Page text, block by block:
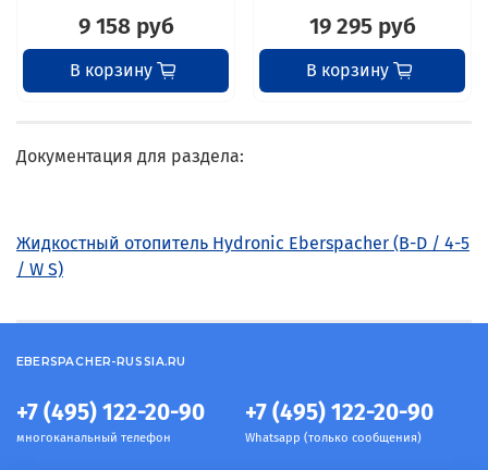
9 158 руб
В корзину
19 295 руб
В корзину
Документация для раздела:
Жидкостный отопитель Hydronic Eberspacher (B-D / 4-5
/ W S)
+7 (495) 122-20-90
многоканальный телефон
+7 (495) 122-20-90
Whatsapp (только сообщения)
EBERSPACHER-RUSSIA.RU